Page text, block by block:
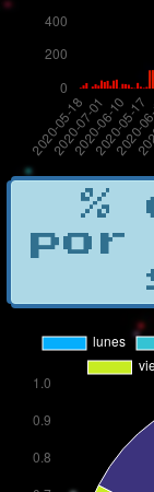
%
por